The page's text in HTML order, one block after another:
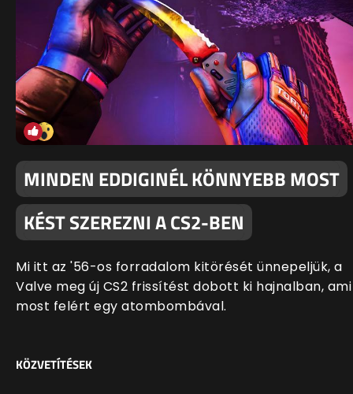
MINDEN EDDIGINÉL KÖNNYEBB MOST
KÉST SZEREZNI A CS2-BEN
Mi itt az '56-os forradalom kitörését ünnepeljük, a
Valve meg új CS2 frissítést dobott ki hajnalban, ami
most felért egy atombombával.
KÖZVETÍTÉSEK